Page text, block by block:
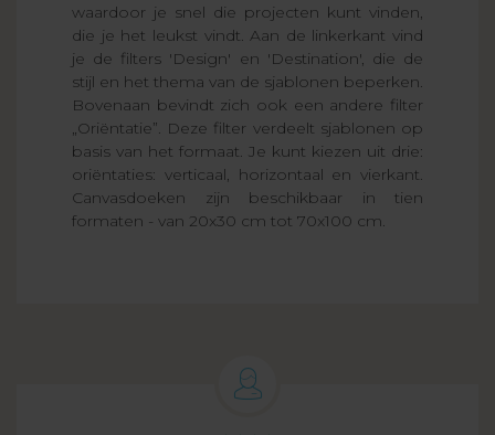
waardoor je snel die projecten kunt vinden,
die je het leukst vindt. Aan de linkerkant vind
je de filters 'Design' en 'Destination', die de
stijl en het thema van de sjablonen beperken.
Bovenaan bevindt zich ook een andere filter
„Oriëntatie”. Deze filter verdeelt sjablonen op
basis van het formaat. Je kunt kiezen uit drie:
oriëntaties: verticaal, horizontaal en vierkant.
Canvasdoeken zijn beschikbaar in tien
formaten - van 20x30 cm tot 70x100 cm.